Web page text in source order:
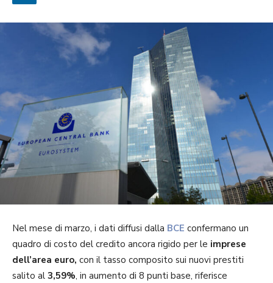
Nel mese di marzo, i dati diffusi dalla BCE confermano un
quadro di costo del credito ancora rigido per le imprese
dell’area euro, con il tasso composito sui nuovi prestiti
salito al 3,59%, in aumento di 8 punti base, riferisce